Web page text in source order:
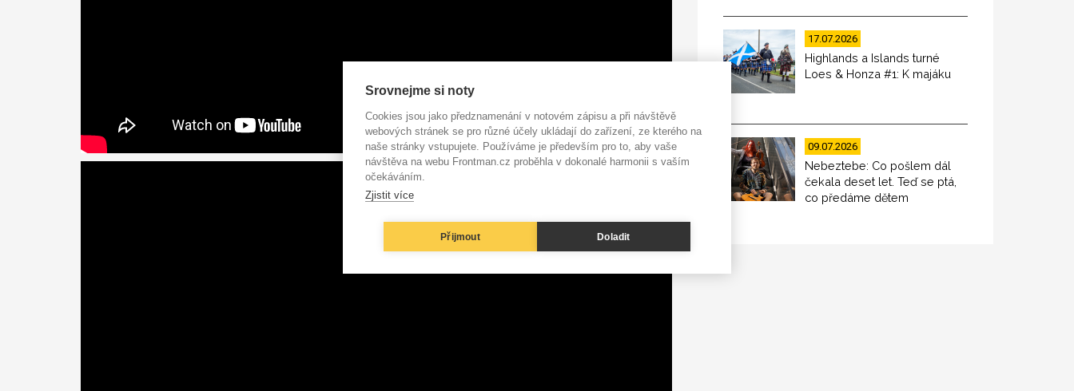
17.07.2026
Highlands a Islands turné
Loes & Honza #1: K majáku
09.07.2026
Nebeztebe: Co pošlem dál
čekala deset let. Teď se ptá,
co předáme dětem
Srovnejme si noty
Cookies jsou jako předznamenání v notovém zápisu a při návštěvě
webových stránek se pro různé účely ukládají do zařízení, ze kterého na
naše stránky vstupujete. Používáme je především pro to, aby vaše
návštěva na webu Frontman.cz proběhla v dokonalé harmonii s vaším
očekáváním.
Zjistit více
Přijmout Doladit